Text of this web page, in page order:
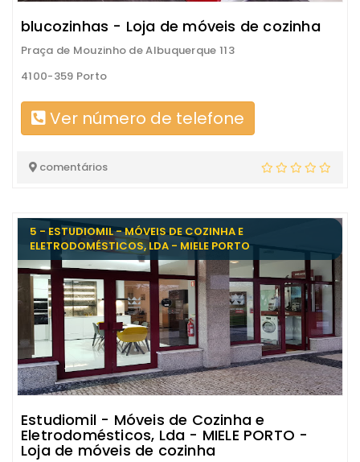
blucozinhas - Loja de móveis de cozinha
Praça de Mouzinho de Albuquerque 113
4100-359 Porto
Ver número de telefone
comentários
5 - ESTUDIOMIL - MÓVEIS DE COZINHA E
ELETRODOMÉSTICOS, LDA - MIELE PORTO
Estudiomil - Móveis de Cozinha e
Eletrodomésticos, Lda - MIELE PORTO -
Loja de móveis de cozinha